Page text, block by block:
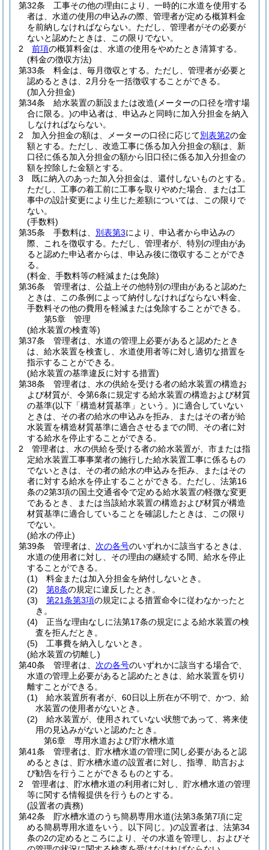
第32条
工事その他の理由により、一時的に水道を使用する
者は、水道の使用の申込みの際、管理者が定める概算料金
を前納しなければならない。 ただし、管理者がその必要が
ないと認めたときは、この限りでない。
2
前項の概算料金は、水道の使用をやめたとき清算する。
(料金の徴収方法)
第33条
料金は、毎月徴収とする。 ただし、管理者が必要と
認めるときは、2月分を一括徴収することができる。
(加入分担金)
第34条
給水装置の新設または改造(メーターの口径を増す場
合に限る。)の申込者は、申込みと同時に加入分担金を納入
しなければならない。
2
加入分担金の額は、メーターの口径に応じて別表第2の金
額とする。 ただし、改造工事に係る加入分担金の額は、新
口径に係る加入分担金の額から旧口径に係る加入分担金の
額を控除した金額とする。
3
既に納入のあった加入分担金は、還付しないものとする。
ただし、工事の着工前に工事を取りやめた場合、または工
事中の設計変更により生じた差額については、この限りで
ない。
(手数料)
第35条
手数料は、 別表第3により、申込者から申込みの
際、これを徴収する。 ただし、管理者が、特別の理由があ
ると認めた申込者からは、申込み後に徴収することができ
る。
(料金、手数料等の軽減または免除)
第36条
管理者は、公益上その他特別の理由があると認めた
ときは、この条例によって納付しなければならない料金、
手数料その他の費用を軽減または免除することができる。
第5章
管理
(給水装置の検査等)
第37条
管理者は、水道の管理上必要があると認めたとき
は、給水装置を検査し、水道使用者等に対し適切な措置を
指示することができる。
(給水装置の基準違反に対する措置)
第38条
管理者は、水の供給を受ける者の給水装置の構造お
よび材質が、令第6条に規定する給水装置の構造および材質
の基準(以下「構造材質基準」という。)に適合していない
ときは、その者の給水の申込みを拒み、またはその者が給
水装置を構造材質基準に適合させるまでの間、その者に対
する給水を停止することができる。
2
管理者は、水の供給を受ける者の給水装置が、市または指
定給水装置工事事業者の施行した給水装置工事に係るもの
でないときは、その者の給水の申込みを拒み、またはその
者に対する給水を停止することができる。 ただし、法第16
条の2第3項の国土交通省令で定める給水装置の軽微な変更
であるとき、または当該給水装置の構造および材質が構造
材質基準に適合していることを確認したときは、この限り
でない。
(給水の停止)
第39条
管理者は、 次の各号のいずれかに該当するときは、
水道の使用者に対し、その理由の継続する間、給水を停止
することができる。
(1)
料金または加入分担金を納付しないとき。
(2)
第8条の規定に違反したとき。
(3)
第21条第3項の規定による措置命令に従わなかったと
き。
(4)
正当な理由なしに法第17条の規定による給水装置の検
査を拒んだとき。
(5)
工事費を納入しないとき。
(給水装置の切離し)
第40条
管理者は、 次の各号のいずれかに該当する場合で、
水道の管理上必要があると認めたときは、給水装置を切り
離すことができる。
(1)
給水装置所有者が、60日以上所在が不明で、かつ、給
水装置の使用者がないとき。
(2)
給水装置が、使用されていない状態であって、将来使
用の見込みがないと認めたとき。
第6章
専用水道および貯水槽水道
第41条
管理者は、貯水槽水道の管理に関し必要があると認
めるときは、貯水槽水道の設置者に対し、指導、助言およ
び勧告を行うことができるものとする。
2
管理者は、貯水槽水道の利用者に対し、貯水槽水道の管理
等に関する情報提供を行うものとする。
(設置者の責務)
第42条
貯水槽水道のうち簡易専用水道(法第3条第7項に定
める簡易専用水道をいう。以下同じ。)の設置者は、法第34
条の2の定めるところにより、その水道を管理し、およびそ